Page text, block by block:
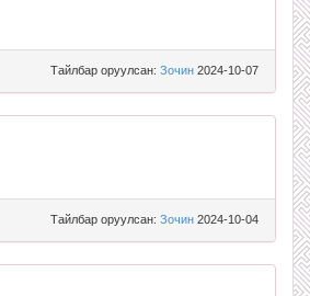
Тайлбар оруулсан: Зочин 2024-10-07
Тайлбар оруулсан: Зочин 2024-10-04